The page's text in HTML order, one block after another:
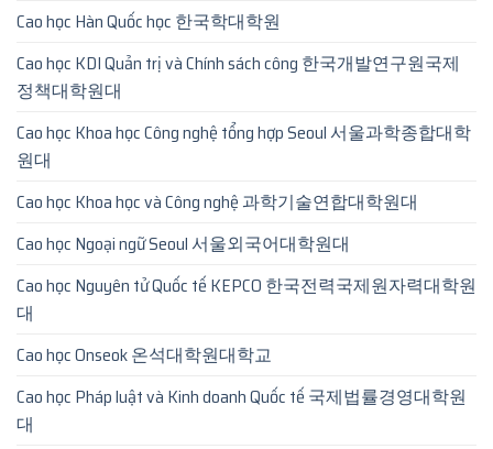
Cao học Hàn Quốc học 한국학대학원
Cao học KDI Quản trị và Chính sách công 한국개발연구원국제
정책대학원대
Cao học Khoa học Công nghệ tổng hợp Seoul 서울과학종합대학
원대
Cao học Khoa học và Công nghệ 과학기술연합대학원대
Cao học Ngoại ngữ Seoul 서울외국어대학원대
Cao học Nguyên tử Quốc tế KEPCO 한국전력국제원자력대학원
대
Cao học Onseok 온석대학원대학교
Cao học Pháp luật và Kinh doanh Quốc tế 국제법률경영대학원
대